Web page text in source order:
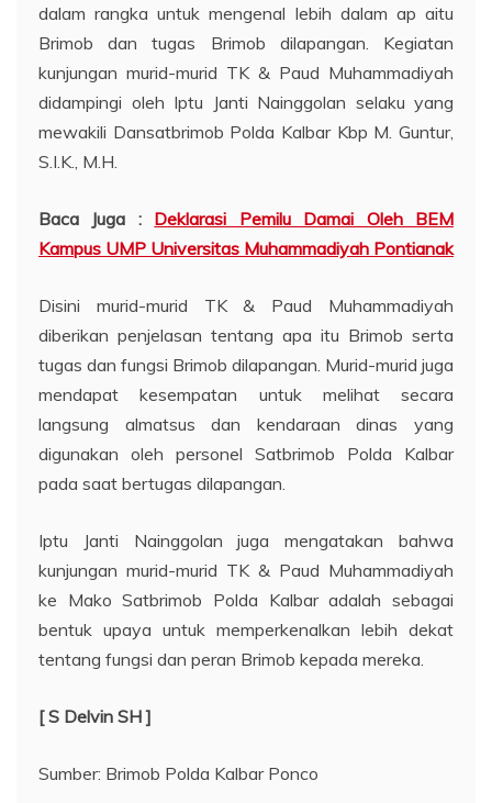
dalam rangka untuk mengenal lebih dalam ap aitu
Brimob dan tugas Brimob dilapangan. Kegiatan
kunjungan murid-murid TK & Paud Muhammadiyah
didampingi oleh Iptu Janti Nainggolan selaku yang
mewakili Dansatbrimob Polda Kalbar Kbp M. Guntur,
S.I.K., M.H.
Baca Juga : Deklarasi Pemilu Damai Oleh BEM
Kampus UMP Universitas Muhammadiyah Pontianak
Disini murid-murid TK & Paud Muhammadiyah
diberikan penjelasan tentang apa itu Brimob serta
tugas dan fungsi Brimob dilapangan. Murid-murid juga
mendapat kesempatan untuk melihat secara
langsung almatsus dan kendaraan dinas yang
digunakan oleh personel Satbrimob Polda Kalbar
pada saat bertugas dilapangan.
Iptu Janti Nainggolan juga mengatakan bahwa
kunjungan murid-murid TK & Paud Muhammadiyah
ke Mako Satbrimob Polda Kalbar adalah sebagai
bentuk upaya untuk memperkenalkan lebih dekat
tentang fungsi dan peran Brimob kepada mereka.
[ S Delvin SH ]
Sumber: Brimob Polda Kalbar Ponco